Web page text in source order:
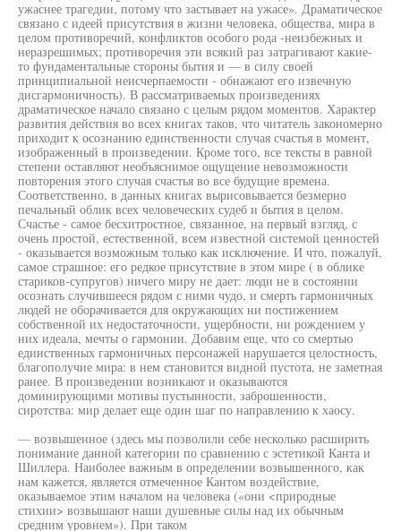
ужаснее трагедии, потому что застывает на ужасе». Драматическое
связано с идеей присутствия в жизни человека, общества, мира в
целом противоречий, конфликтов особого рода -неизбежных и
неразрешимых; противоречия эти всякий раз затрагивают какие-
то фундаментальные стороны бытия и — в силу своей
принципиальной неисчерпаемости - обнажают его извечную
дисгармоничность). В рассматриваемых произведениях
драматическое начало связано с целым рядом моментов. Характер
развития действия во всех книгах таков, что читатель закономерно
приходит к осознанию единственности случая счастья в момент,
изображенный в произведении. Кроме того, все тексты в равной
степени оставляют необъяснимое ощущение невозможности
повторения этого случая счастья во все будущие времена.
Соответственно, в данных книгах вырисовывается безмерно
печальный облик всех человеческих судеб и бытия в целом.
Счастье - самое бесхитростное, связанное, на первый взгляд, с
очень простой, естественной, всем известной системой ценностей
- оказывается возможным только как исключение. И что, пожалуй,
самое страшное: его редкое присутствие в этом мире ( в облике
стариков-супругов) ничего миру не дает: люди не в состоянии
осознать случившееся рядом с ними чудо, и смерть гармоничных
людей не оборачивается для окружающих ни постижением
собственной их недостаточности, ущербности, ни рождением у
них идеала, мечты о гармонии. Добавим еще, что со смертью
единственных гармоничных персонажей нарушается целостность,
благополучие мира: в нем становится видной пустота, не заметная
ранее. В произведении возникают и оказываются
доминирующими мотивы пустынности, заброшенности,
сиротства: мир делает еще один шаг по направлению к хаосу.
— возвышенное (здесь мы позволили себе несколько расширить
понимание данной категории по сравнению с эстетикой Канта и
Шиллера. Наиболее важным в определении возвышенного, как
нам кажется, является отмеченное Кантом воздействие,
оказываемое этим началом на человека («они <природные
стихии> возвышают наши душевные силы над их обычным
средним уровнем»). При таком